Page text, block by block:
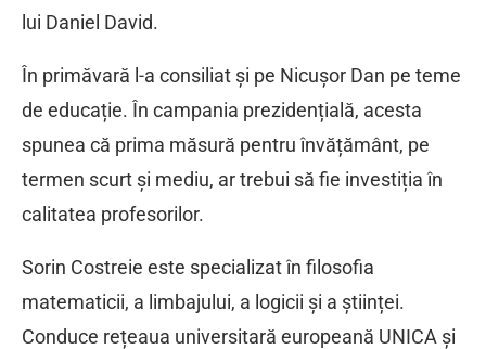
lui Daniel David.
În primăvară l-a consiliat și pe Nicușor Dan pe teme
de educație. În campania prezidențială, acesta
spunea că prima măsură pentru învățământ, pe
termen scurt și mediu, ar trebui să fie investiția în
calitatea profesorilor.
Sorin Costreie este specializat în filosofia
matematicii, a limbajului, a logicii și a științei.
Conduce rețeaua universitară europeană UNICA și